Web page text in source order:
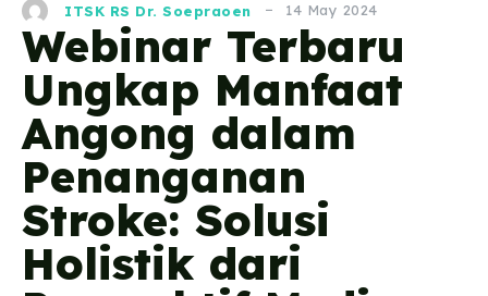
ITSK RS Dr. Soepraoen 14 May 2024
Webinar Terbaru
Ungkap Manfaat
Angong dalam
Penanganan
Stroke: Solusi
Holistik dari